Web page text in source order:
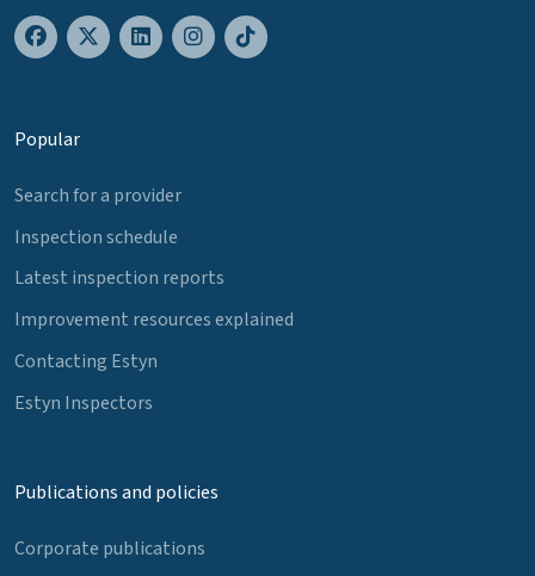
Popular
Search for a provider
Inspection schedule
Latest inspection reports
Improvement resources explained
Contacting Estyn
Estyn Inspectors
Publications and policies
Corporate publications